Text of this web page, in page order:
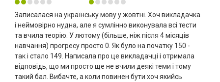
Записалася на українську мову у жовтні. Хоч викладачка
і неймовірно нудна, але я сумлінно виконувала всі тести
та вчила теорію. У лютому (більше, ніж після 4 місяців
навчання) прогресу просто 0. Як було на початку 150 -
так і стало 149. Написала про це викладачці і отримала
відповідь, що ми просто ще не вчили деякі теми і тому
такий бал. Вибачте, а коли повинен бути хоч якийсь